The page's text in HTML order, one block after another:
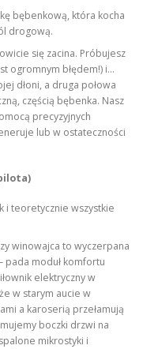
bębenkową, która kocha
drogową.
się zacina. Próbujesz
ogromnym błędem!) i…
dłoni, a druga połowa
częścią bębenka. Nasz
precyzyjnych
lub w ostateczności
i teoretycznie wszystkie
winowajca to wyczerpana
pada moduł komfortu
elektryczny w
w starym aucie w
a karoserią przełamują
boczki drzwi na
mikrostyki i